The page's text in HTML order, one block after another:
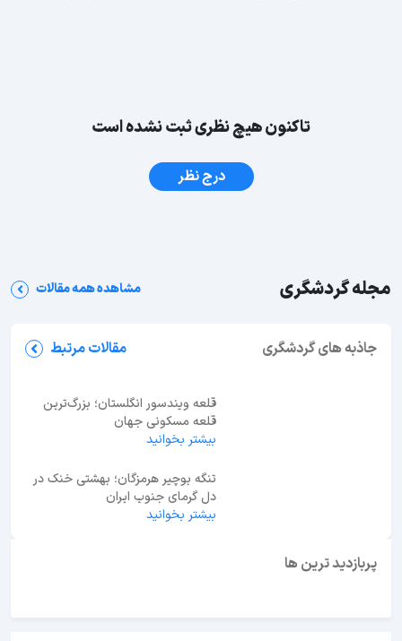
تاکنون هیچ نظری ثبت نشده است
درج نظر
مجله گردشگری مشاهده همه مقالات
جاذبه های گردشگری مقالات مرتبط
آدرس
قلعه ویندسور انگلستان؛ بزرگ‌ترین
قلعه مسکونی جهان
بیشتر بخوانید
تنگه بوچیر هرمزگان؛ بهشتی خنک در
دل گرمای جنوب ایران
بیشتر بخوانید
پربازدید ترین ها
امارات